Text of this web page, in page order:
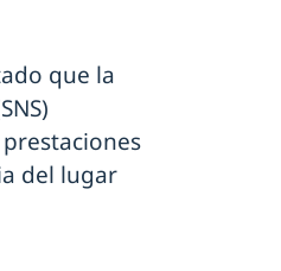
que la
del lugar